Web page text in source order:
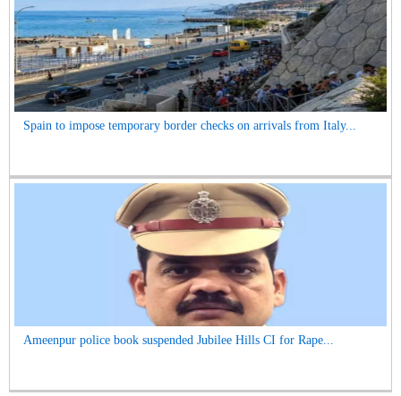
Spain to impose temporary border checks on arrivals from Italy...
Ameenpur police book suspended Jubilee Hills CI for Rape...